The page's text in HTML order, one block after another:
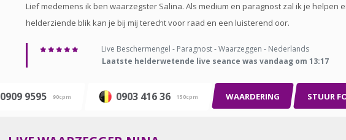
Lief medemens ik ben waarzegster Salina. Als medium en paragnost zal ik je helpen
helderziende blik kan je bij mij terecht voor raad en een luisterend oor.
Live Beschermengel - Paragnost - Waarzeggen - Nederlands
Laatste helderwetende live seance was vandaag om 13:17
0909 9595 90cpm 0903 416 36 150cpm WAARDERING STUUR